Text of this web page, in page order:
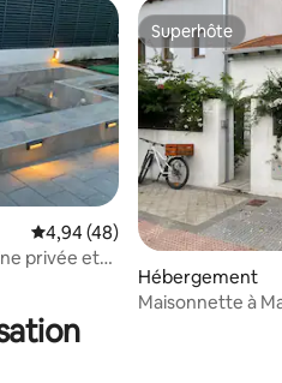
: 4,95 sur 5
Évaluation moyenne sur la
4,94 (48)
privée et
Superhôte
Superhôte
Hébergement
Maisonnette à